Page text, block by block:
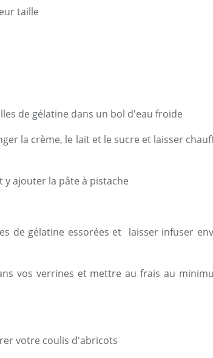
taille
de gélatine dans un bol d'eau froide
la crème, le lait et le sucre et laisser
y ajouter la pâte à pistache
de gélatine essorées et laisser infuser
vos verrines et mettre au frais au
votre coulis d'abricots